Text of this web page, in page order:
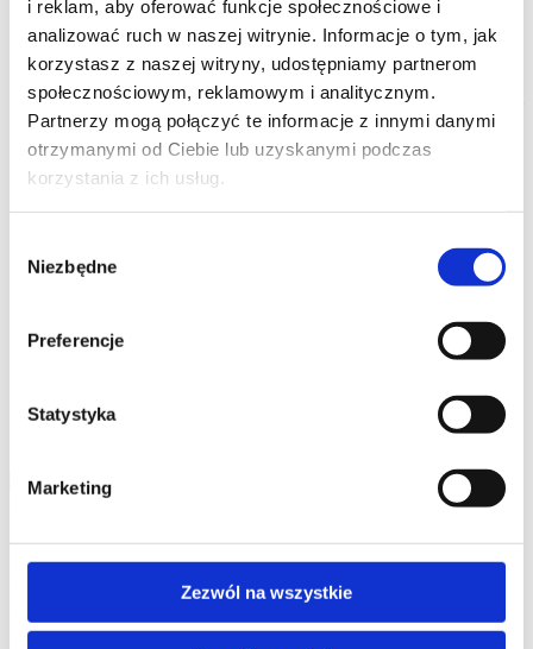
i reklam, aby oferować funkcje społecznościowe i
analizować ruch w naszej witrynie. Informacje o tym, jak
korzystasz z naszej witryny, udostępniamy partnerom
społecznościowym, reklamowym i analitycznym.
Partnerzy mogą połączyć te informacje z innymi danymi
otrzymanymi od Ciebie lub uzyskanymi podczas
korzystania z ich usług.
zgody
Niezbędne
Preferencje
Statystyka
Marketing
Zezwól na wszystkie
Grille WMF Opiekacze WMF Wyciskarki WMF
Blendery WMF Roboty kuchenne, miksery
WMF
Krajalnice, szatkownice WMF
Gofrownice WMF Maszynki do lodów WMF
Ekspresy do kawy WMF Jajowary WMF
do kawy WMF Młynki do kawy WMF Płyty
indukcyjne WMF
Urządzenia do suszenia i
gotowania WMF Cooler na wino WMF
Pakowarki i zgrzewarki WMF
Zobacz wszystkie
Zestawy
Limitowane edycje SMEG – Sprzęt AGD dla
Większość ludzi postrzega piekarnik, czajnik czy lodówkę jako